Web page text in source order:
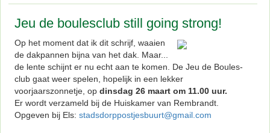
Jeu de boulesclub still going strong!
Op het moment dat ik dit schrijf, waaien
de dakpannen bijna van het dak. Maar...
de lente schijnt er nu echt aan te komen. De Jeu de Boules-
club gaat weer spelen, hopelijk in een lekker
voorjaarszonnetje, op dinsdag 26 maart om 11.00 uur.
Er wordt verzameld bij de Huiskamer van Rembrandt.
Opgeven bij Els: stadsdorppostjesbuurt@gmail.com